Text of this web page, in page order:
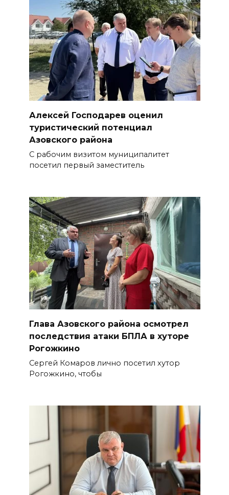
Алексей Господарев оценил
туристический потенциал
Азовского района
С рабочим визитом муниципалитет
посетил первый заместитель
Глава Азовского района осмотрел
последствия атаки БПЛА в хуторе
Рогожкино
Сергей Комаров лично посетил хутор
Рогожкино, чтобы